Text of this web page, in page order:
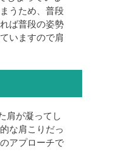
うため、普段
ば普段の姿勢
いますので肩
肩が凝ってし
な肩こりだっ
アプローチで